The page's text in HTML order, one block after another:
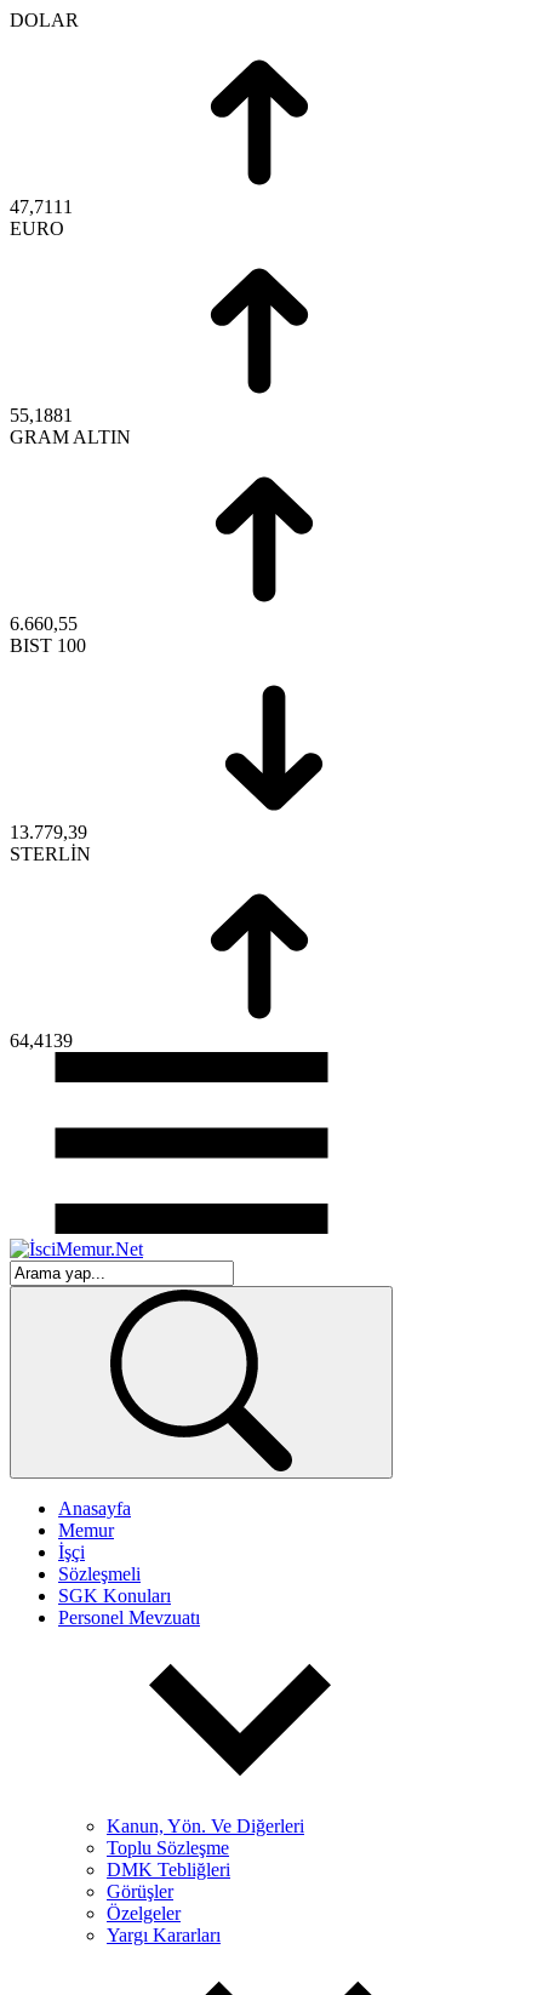
DOLAR
47,7111
EURO
55,1881
GRAM ALTIN
6.660,55
BIST 100
13.779,39
STERLİN
64,4139
Anasayfa
Memur
İşçi
Sözleşmeli
SGK Konuları
Personel Mevzuatı
Kanun, Yön. Ve Diğerleri
Toplu Sözleşme
DMK Tebliğleri
Görüşler
Özelgeler
Yargı Kararları